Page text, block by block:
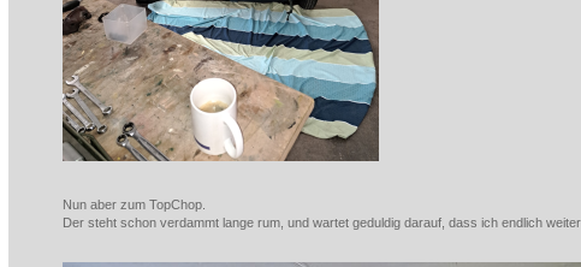
Nun aber zum TopChop.
Der steht schon verdammt lange rum, und wartet geduldig darauf, dass ich endlich weiter